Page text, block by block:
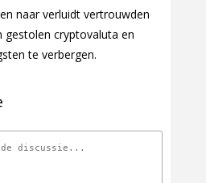
naar verluidt vertrouwden
cryptovaluta en
te verbergen.